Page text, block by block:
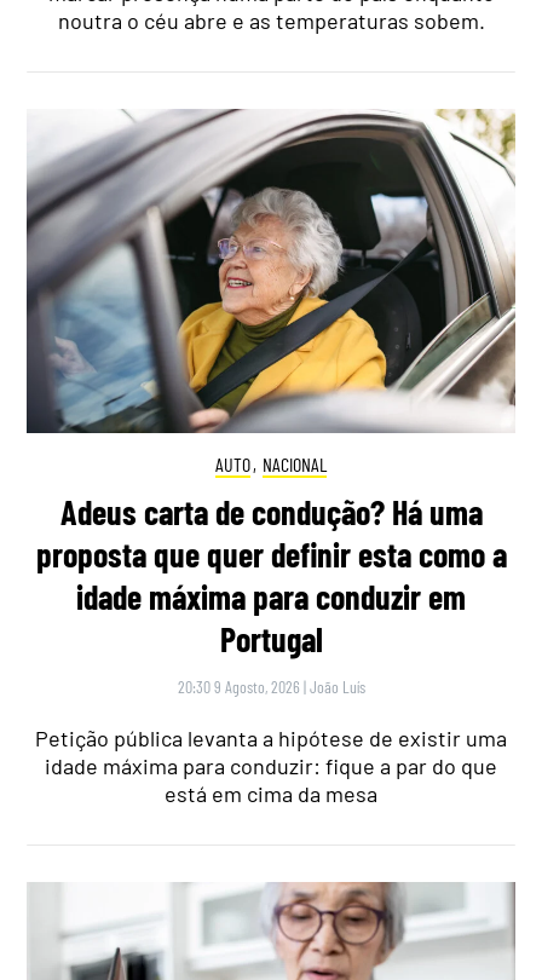
noutra o céu abre e as temperaturas sobem.
AUTO, NACIONAL
Adeus carta de condução? Há uma
proposta que quer definir esta como a
idade máxima para conduzir em
Portugal
20:30 9 Agosto, 2026 |João Luís
Petição pública levanta a hipótese de existir uma
idade máxima para conduzir: fique a par do que
está em cima da mesa